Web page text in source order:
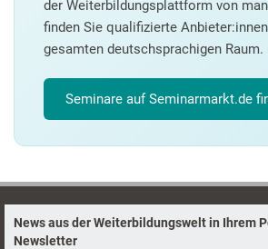
der Weiterbildungsplattform von
finden Sie qualifizierte
gesamten deutschsprachigen Raum.
Seminare auf Seminarmarkt.de
News aus der Weiterbildungswelt in Ihrem
Newsletter